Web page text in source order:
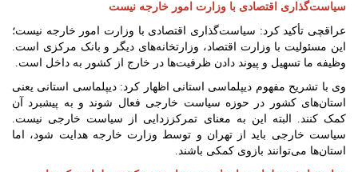
سیاست‌گذاری اقتصادی با وزارت امور خارجه نیست
عراقچی تأکید کرد: سیاست‌گذاری اقتصادی با وزارت امور خارجه نیست؛
این مسئولیت با وزارت اقتصاد، وزارتخانه‌های دیگر و بانک مرکزی است.
وظیفه ما تسهیل و پیوند دادن ظرفیت‌ها در خارج از کشور به داخل است.
وی با تشریح مفهوم دیپلماسی استانی اظهار کرد: دیپلماسی استانی یعنی
استان‌های کشور در حوزه سیاست خارجی فعال شوند و به پیشبرد آن
کمک کنند. البته این به معنای تمرکززدایی از سیاست خارجی نیست.
سیاست خارجی باید از تهران و توسط وزارت خارجه هدایت شود، اما
استان‌ها می‌توانند بازوی کمکی باشند.